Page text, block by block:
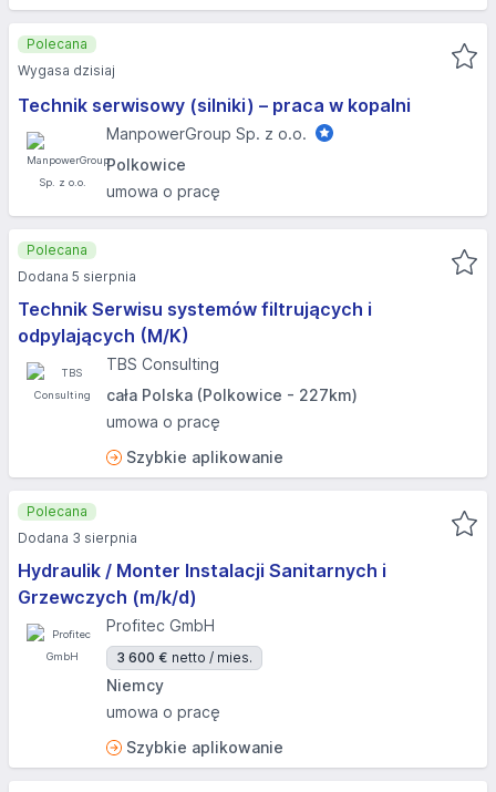
Technik serwisowy (silniki) – praca w kopalni
ManpowerGroup Sp. z o.o.
Polkowice
umowa o pracę
Polecana
Wygasa dzisiaj
Technik Serwisu systemów filtrujących i
odpylających (M/K)
TBS Consulting
cała Polska (Polkowice - 227km)
umowa o pracę
Szybkie aplikowanie
Polecana
Dodana 5 sierpnia
Hydraulik / Monter Instalacji Sanitarnych i
Grzewczych (m/k/d)
Profitec GmbH
3 600 € netto / mies.
Niemcy
umowa o pracę
Szybkie aplikowanie
Polecana
Dodana 3 sierpnia